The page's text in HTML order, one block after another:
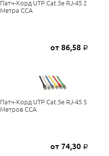
Патч-Корд UTP Cat.5e RJ-45 2
Метра CCA
от 86,58 Р
Патч-Корд UTP Cat.5e RJ-45 5
Метров CCA
от 74,30 Р